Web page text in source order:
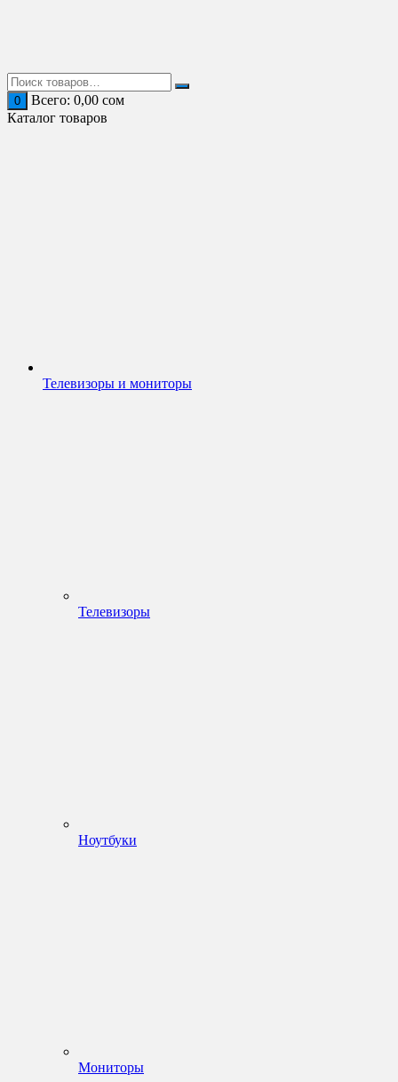
0 Всего: 0,00 сом
Каталог товаров
Телевизоры и мониторы
Телевизоры
Ноутбуки
Мониторы